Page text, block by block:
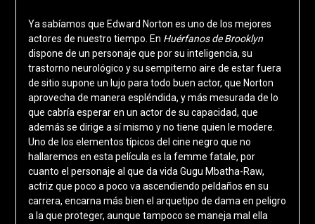
Ya sabíamos que Edward Norton es uno de los mejores
actores de nuestro tiempo. En Huérfanos de Brooklyn
dispone de un personaje que por su inteligencia, su
trastorno neurológico y su sempiterno aire de estar fuera
de sitio supone un lujo para todo buen actor, que Norton
aprovecha de manera espléndida, y más mesurada de lo
que cabría esperar en un actor de su capacidad, que
además se dirige a sí mismo y no tiene quien le modere.
Uno de los elementos típicos del cine negro que no
hallaremos en esta película es la femme fatale, por
cuanto el personaje al que da vida Gugu Mbatha-Raw,
actriz que poco a poco va ascendiendo peldaños en su
carrera, encarna más bien el arquetipo de dama en peligro
a la que proteger, aunque tampoco se maneja mal ella